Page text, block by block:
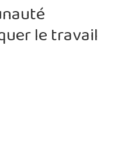
le travail